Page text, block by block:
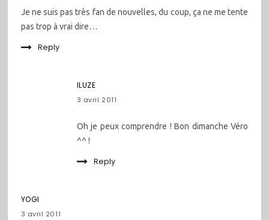
Je ne suis pas très fan de nouvelles, du coup, ça ne me tente
pas trop à vrai dire…
Reply
ILUZE
3 avril 2011
Oh je peux comprendre ! Bon dimanche Véro
^^ !
Reply
YOGI
3 avril 2011